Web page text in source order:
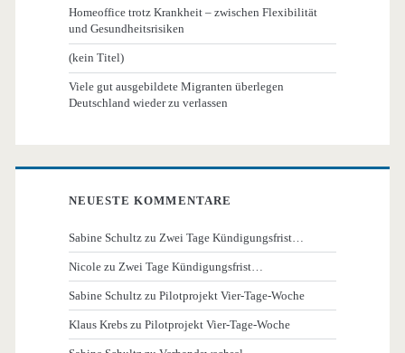
Homeoffice trotz Krankheit – zwischen Flexibilität
und Gesundheitsrisiken
(kein Titel)
Viele gut ausgebildete Migranten überlegen
Deutschland wieder zu verlassen
NEUESTE KOMMENTARE
Sabine Schultz zu Zwei Tage Kündigungsfrist…
Nicole zu Zwei Tage Kündigungsfrist…
Sabine Schultz zuPilotprojekt Vier-Tage-Woche
Klaus Krebs zuPilotprojekt Vier-Tage-Woche